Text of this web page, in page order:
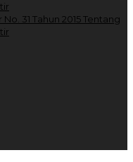
31 Tahun 2015 Tentang